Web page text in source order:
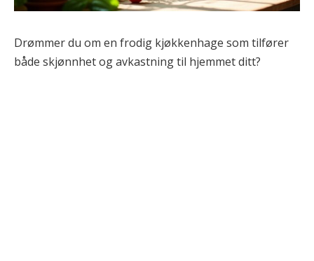
Drømmer du om en frodig kjøkkenhage som tilfører
både skjønnhet og avkastning til hjemmet ditt?